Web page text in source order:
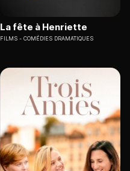
La fête à Henriette
FILMS COMÉDIES DRAMATIQUES